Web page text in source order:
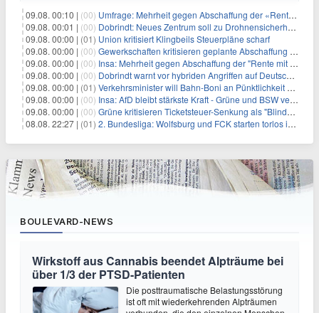
09.08. 00:10 | (00) Umfrage: Mehrheit gegen Abschaffung der «Rente mit 63»
09.08. 00:01 | (00) Dobrindt: Neues Zentrum soll zu Drohnensicherheit forschen
09.08. 00:00 | (01) Union kritisiert Klingbeils Steuerpläne scharf
09.08. 00:00 | (00) Gewerkschaften kritisieren geplante Abschaffung der "Rente mit 63"
09.08. 00:00 | (00) Insa: Mehrheit gegen Abschaffung der "Rente mit 63"
09.08. 00:00 | (00) Dobrindt warnt vor hybriden Angriffen auf Deutschland
09.08. 00:00 | (01) Verkehrsminister will Bahn-Boni an Pünktlichkeit koppeln
09.08. 00:00 | (00) Insa: AfD bleibt stärkste Kraft - Grüne und BSW verlieren
09.08. 00:00 | (00) Grüne kritisieren Ticketsteuer-Senkung als "Blindflug"
08.08. 22:27 | (01) 2. Bundesliga: Wolfsburg und FCK starten torlos in die Saison
BOULEVARD-NEWS
Wirkstoff aus Cannabis beendet Alpträume bei
über 1/3 der PTSD-Patienten
Die posttraumatische Belastungsstörung
ist oft mit wiederkehrenden Alpträumen